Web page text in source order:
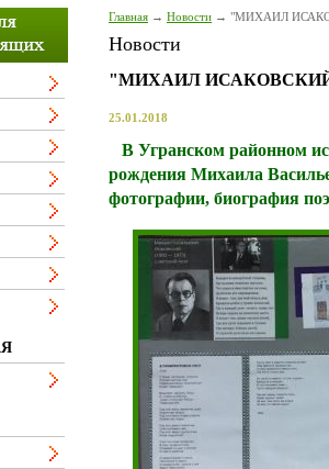
Главная Новости "МИХАИЛ
Новости
"МИХАИЛ
25.01.2018
В Угранском районном
рождения Михаила
фотографии, биография